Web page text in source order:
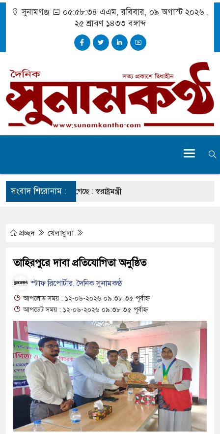
সুনামগঞ্জ ০৫:৫৮:৩৫ এএম, রবিবার, ০৯ অগাস্ট ২০২৬ ,
২৫ শ্রাবণ ১৪৩৩ বঙ্গাব্দ
সংবাদ শিরোনাম :
চেহারা কি দেখা গেছে : স্বরাষ্ট্রমন্ত্রী
ভবনে পাঠদান
লোডশেডিং, ক্ষুব্ধ গ্রাহক
দুর্ঘটনায় আহতদের চিকিৎসা নিশ্চিতের নির্দেশ
দিবস পালিত
যেন ময়লার ভাগাড়
অব্যাহত : অস্তিত্ব সংকটে বাউসা-কেশবপুর গ্রাম
নিয়ে চলাচল
প্রচ্ছদ খেলাধুলা
তাহিরপুরে দাবা প্রতিযোগিতা অনুষ্ঠিত
স্টাফ রিপোর্টার, দৈনিক সুনামকণ্ঠ
আপলোড সময় : ১২-০৬-২০২৬ ০৯:৩৮:৩৫ পূর্বাহ্ন
আপডেট সময় : ১২-০৬-২০২৬ ০৯:৩৮:৩৫ পূর্বাহ্ন